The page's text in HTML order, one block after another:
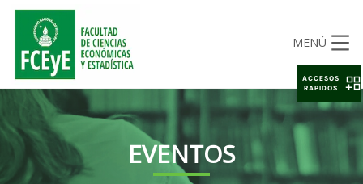
MENÚ
EVENTOS
ACCESOS
RAPIDOS